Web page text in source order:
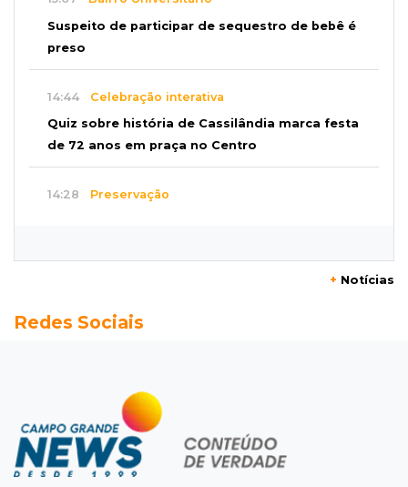
Suspeito de participar de sequestro de bebê é
preso
14:44 Celebração interativa
Quiz sobre história de Cassilândia marca festa
de 72 anos em praça no Centro
14:28 Preservação
Pantaneiro que salvou fazenda com diques
Operação Lívia
Discord é investigado por falha na proteção
de menores após morte de adolescente
+ Notícias
Redes Sociais